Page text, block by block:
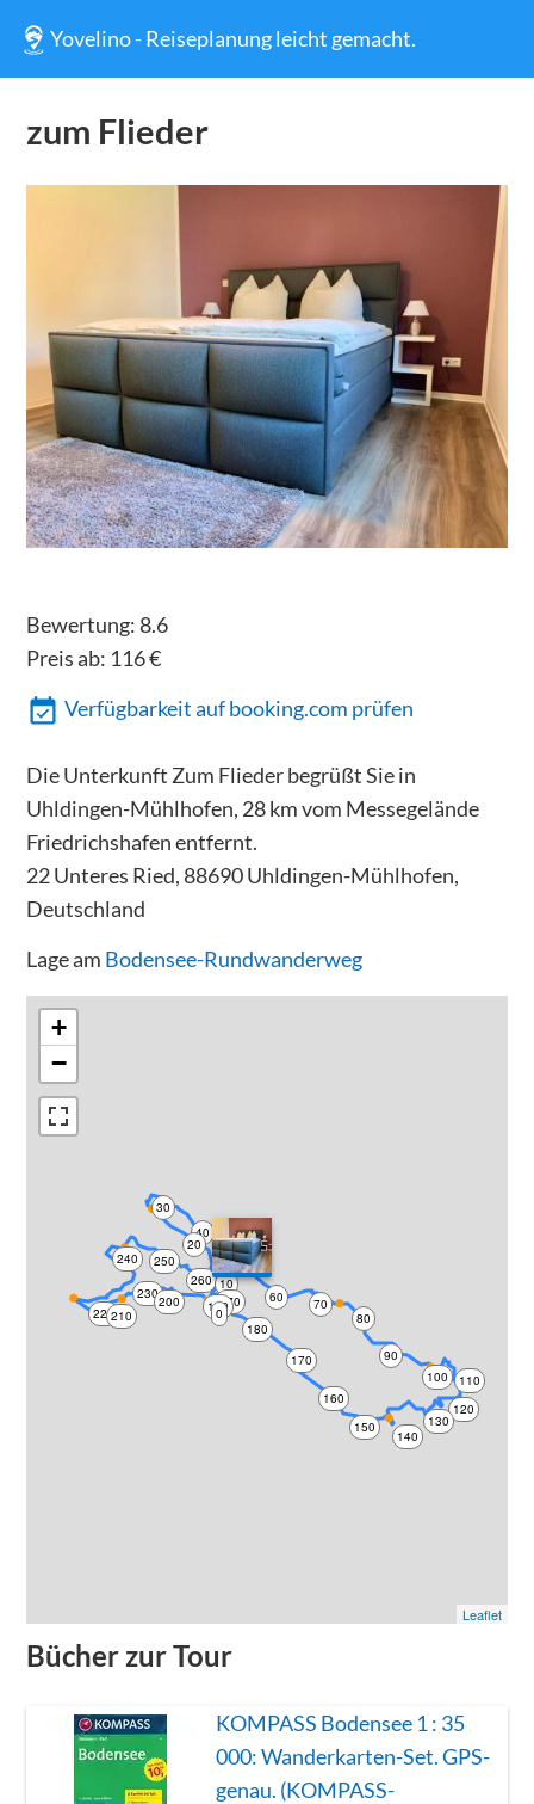
Yovelino - Reiseplanung leicht gemacht.
zum Flieder
Bewertung: 8.6
Preis ab: 116€
Verfügbarkeit auf booking.com prüfen
Die Unterkunft Zum Flieder begrüßt Sie in
Uhldingen-Mühlhofen, 28 km vom Messegelände
Friedrichshafen entfernt.
22 Unteres Ried, 88690 Uhldingen-Mühlhofen,
Deutschland
Lage am Bodensee-Rundwanderweg
0
10
20
30
40
50
60
70
80
90
100
110
120
130
140
150
160
170
180
190
200
210
220
230
240
250
260
270
+
−
Leaflet
Bücher zur Tour
KOMPASS Bodensee 1 : 35
000: Wanderkarten-Set. GPS-
genau. (KOMPASS-